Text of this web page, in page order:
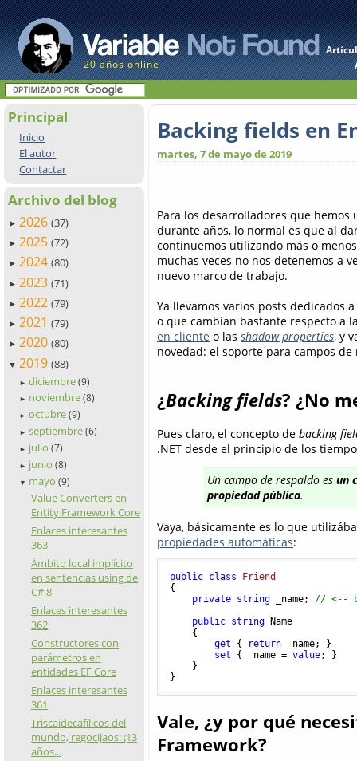
20 años online
Principal
Inicio
El autor
Contactar
Archivo del blog
► 2026 (37)
► 2025 (72)
► 2024 (80)
► 2023 (71)
► 2022 (79)
► 2021 (79)
► 2020 (80)
▼ 2019 (88)
► diciembre (9)
► noviembre (8)
► octubre (9)
► septiembre (6)
► julio (7)
► junio (8)
▼ mayo (9)
Value Converters en
Entity Framework Core
Enlaces interesantes
363
Ámbito local implícito
en sentencias using de
C# 8
Enlaces interesantes
362
Constructores con
parámetros en
entidades EF Core
Enlaces interesantes
361
Triscaidecafílicos del
mundo, regocijaos: ¡13
años...
Backing fields en
martes, 7 de mayo de 2019
Para los desarrolladores que
durante años, lo normal es que al
continuemos utilizando más o
muchas veces no nos detenemos a
nuevo marco de trabajo.
Ya llevamos varios posts dedicados
o que cambian bastante respecto a
en cliente o las shadow properties, y
novedad: el soporte para campos
¿Backing fields? ¿No
Pues claro, el concepto de backing
.NET desde el principio de los
Un campo de respaldo es un
propiedad pública.
Vaya, básicamente es lo que
propiedades automáticas:
public class
Friend
{
private string _name; // <--
public string Name
    {
get { return _name; }
set { _name = value; }
    }
Vale, ¿y por qué
Framework?